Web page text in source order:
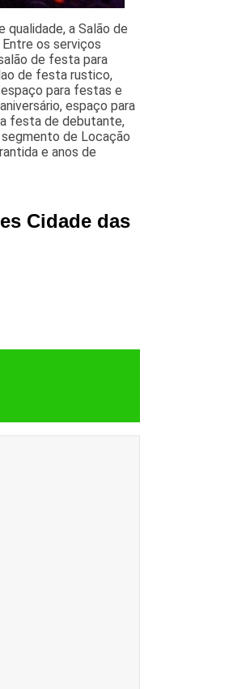
qualidade, a Salão de
os serviços
de festa para
de festa rustico,
para festas e
espaço para
festa de debutante,
de Locação
e anos de
Cidade das